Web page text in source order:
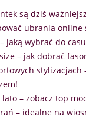
są dziś
ubrania online
jaką wybrać do
– jak dobrać
stylizacjach
– zobacz top
– idealne na